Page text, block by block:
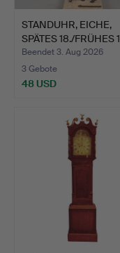
STANDUHR, EICHE,
SPÄTES 18./FRÜHES
JAH…
Beendet 3. Aug 2026
3 Gebote
48 USD